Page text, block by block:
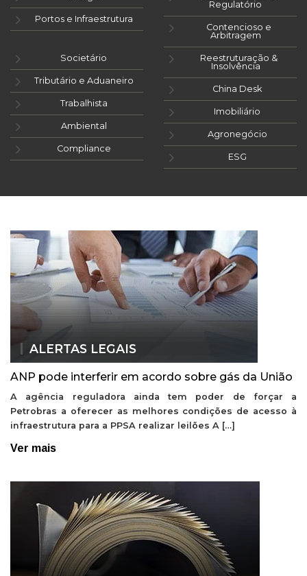
Portos e Infraestrutura
Regulatório
Contencioso e
Arbitragem
Societário
Tributário e Aduaneiro
Trabalhista
Ambiental
Compliance
Reestruturação &
Insolvência
China Desk
Imobiliário
Agronegócio
ESG
ALERTAS LEGAIS
ANP pode interferir em acordo sobre gás da União
A agência reguladora ainda tem poder de forçar a
Petrobras a oferecer as melhores condições de acesso à
infraestrutura para a PPSA realizar leilões A […]
Ver mais